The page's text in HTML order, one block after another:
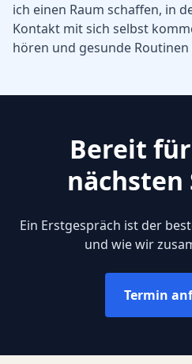
ich einen Raum schaffen, in
Kontakt mit sich selbst
hören und gesunde
Bereit
nächsten
Ein Erstgespräch ist der
und wie wir
Termin